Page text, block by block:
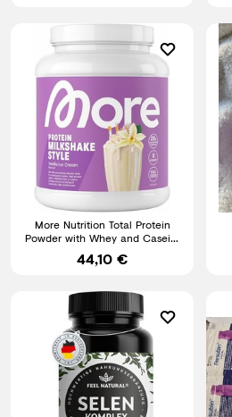
More Nutrition Total Protein
Powder with Whey and Casein,
1500 g Raspberry Yoghu
44,10 €